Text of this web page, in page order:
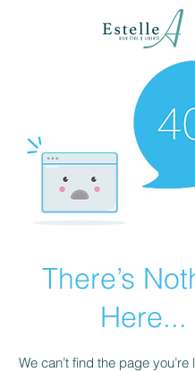
There’s
Here...
We can’t find the page you’re